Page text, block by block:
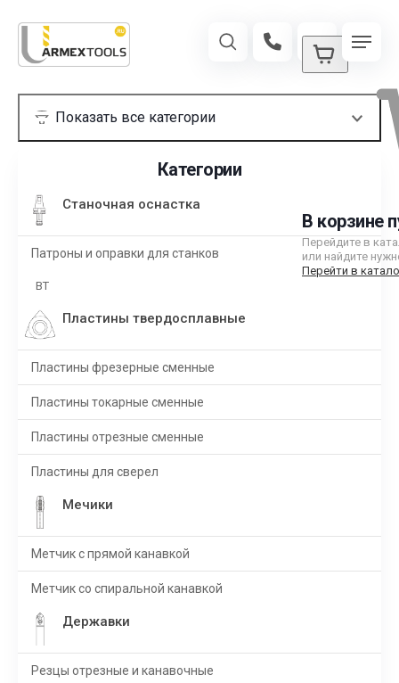
В корзине
Перейдите в
или найдите
Перейти в
Категории
Станочная оснастка
Патроны и оправки для станков
BT
Пластины твердосплавные
Пластины фрезерные сменные
Пластины токарные сменные
Пластины отрезные сменные
Пластины для сверел
Мечики
Метчик с прямой канавкой
Метчик со спиральной канавкой
Державки
Резцы отрезные и канавочные